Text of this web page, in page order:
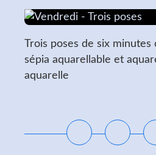
Trois poses de six minutes
sépia aquarellable et
aquarelle